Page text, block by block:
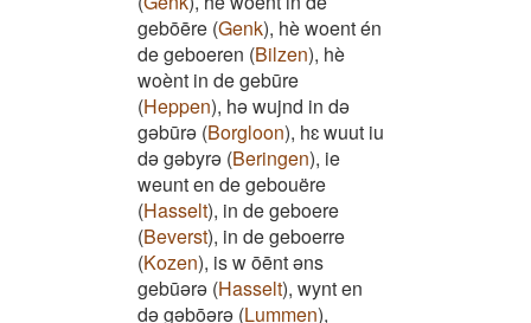
gebōēre (Genk), hè woent én
de geboeren (Bilzen), hè
woènt in de gebūre
(Heppen), hə wujnd in də
gəbūrə (Borgloon), hɛ wuut iu
də gəbyrə (Beringen), ie
weunt en de gebouëre
(Hasselt), in de geboere
(Beverst), in de geboerre
(Kozen), is w ōēnt əns
gebūərə (Hasselt), wynt en
də gəbōərə (Lummen),